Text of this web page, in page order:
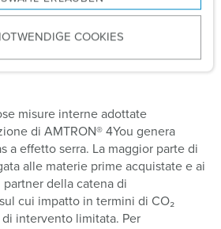
COOKIES
misure interne adottate
di AMTRON® 4You genera
a effetto serra. La maggior parte di
alle materie prime acquistate e ai
della catena di
cui impatto in termini di CO₂
intervento limitata. Per